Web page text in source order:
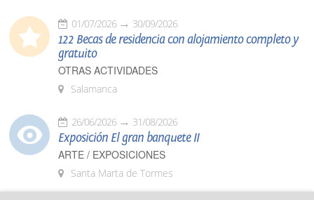
01/07/2026 30/09/2026
122 Becas de residencia con alojamiento completo y
gratuito
OTRAS ACTIVIDADES
Salamanca
26/06/2026 31/08/2026
Exposición El gran banquete II
ARTE / EXPOSICIONES
Santa Marta de Tormes